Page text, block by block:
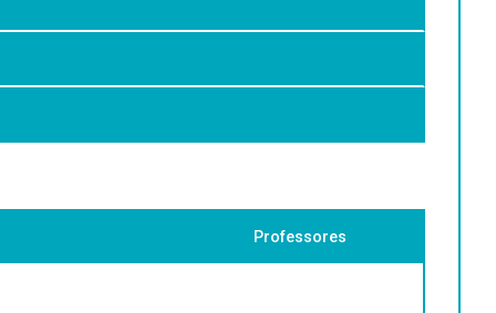
exemplos básicos de aplicação que sirvam de apoio
Professores